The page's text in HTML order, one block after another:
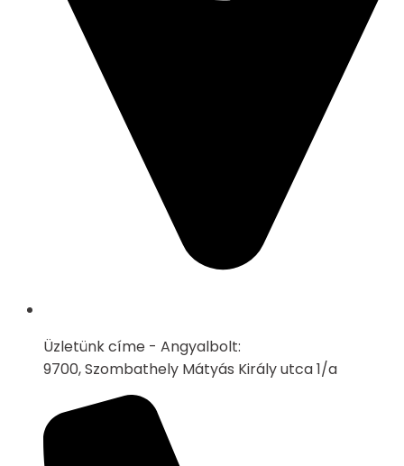
Üzletünk címe - Angyalbolt:
9700, Szombathely Mátyás Király utca 1/a